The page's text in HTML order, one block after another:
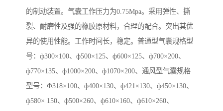
的制动装置。气囊工作压力为0.75Mpa。采用弹性、撕
裂、耐磨性及强的橡胶原材料，合理的配合。突出其优
异的使用性能。工作时间长，稳定。普通型气囊规格型
号：ф300×100、ф500×125、ф600×125、ф700×200、
ф770×135、ф1000×200、ф1070×200、通风型气囊规格
型号：Ф318×100、ф400×130、ф421×130、ф450×130、
ф580× 150、ф500×260、ф610×160、ф610×260、